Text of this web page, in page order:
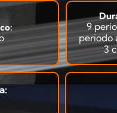
9
periodo
3